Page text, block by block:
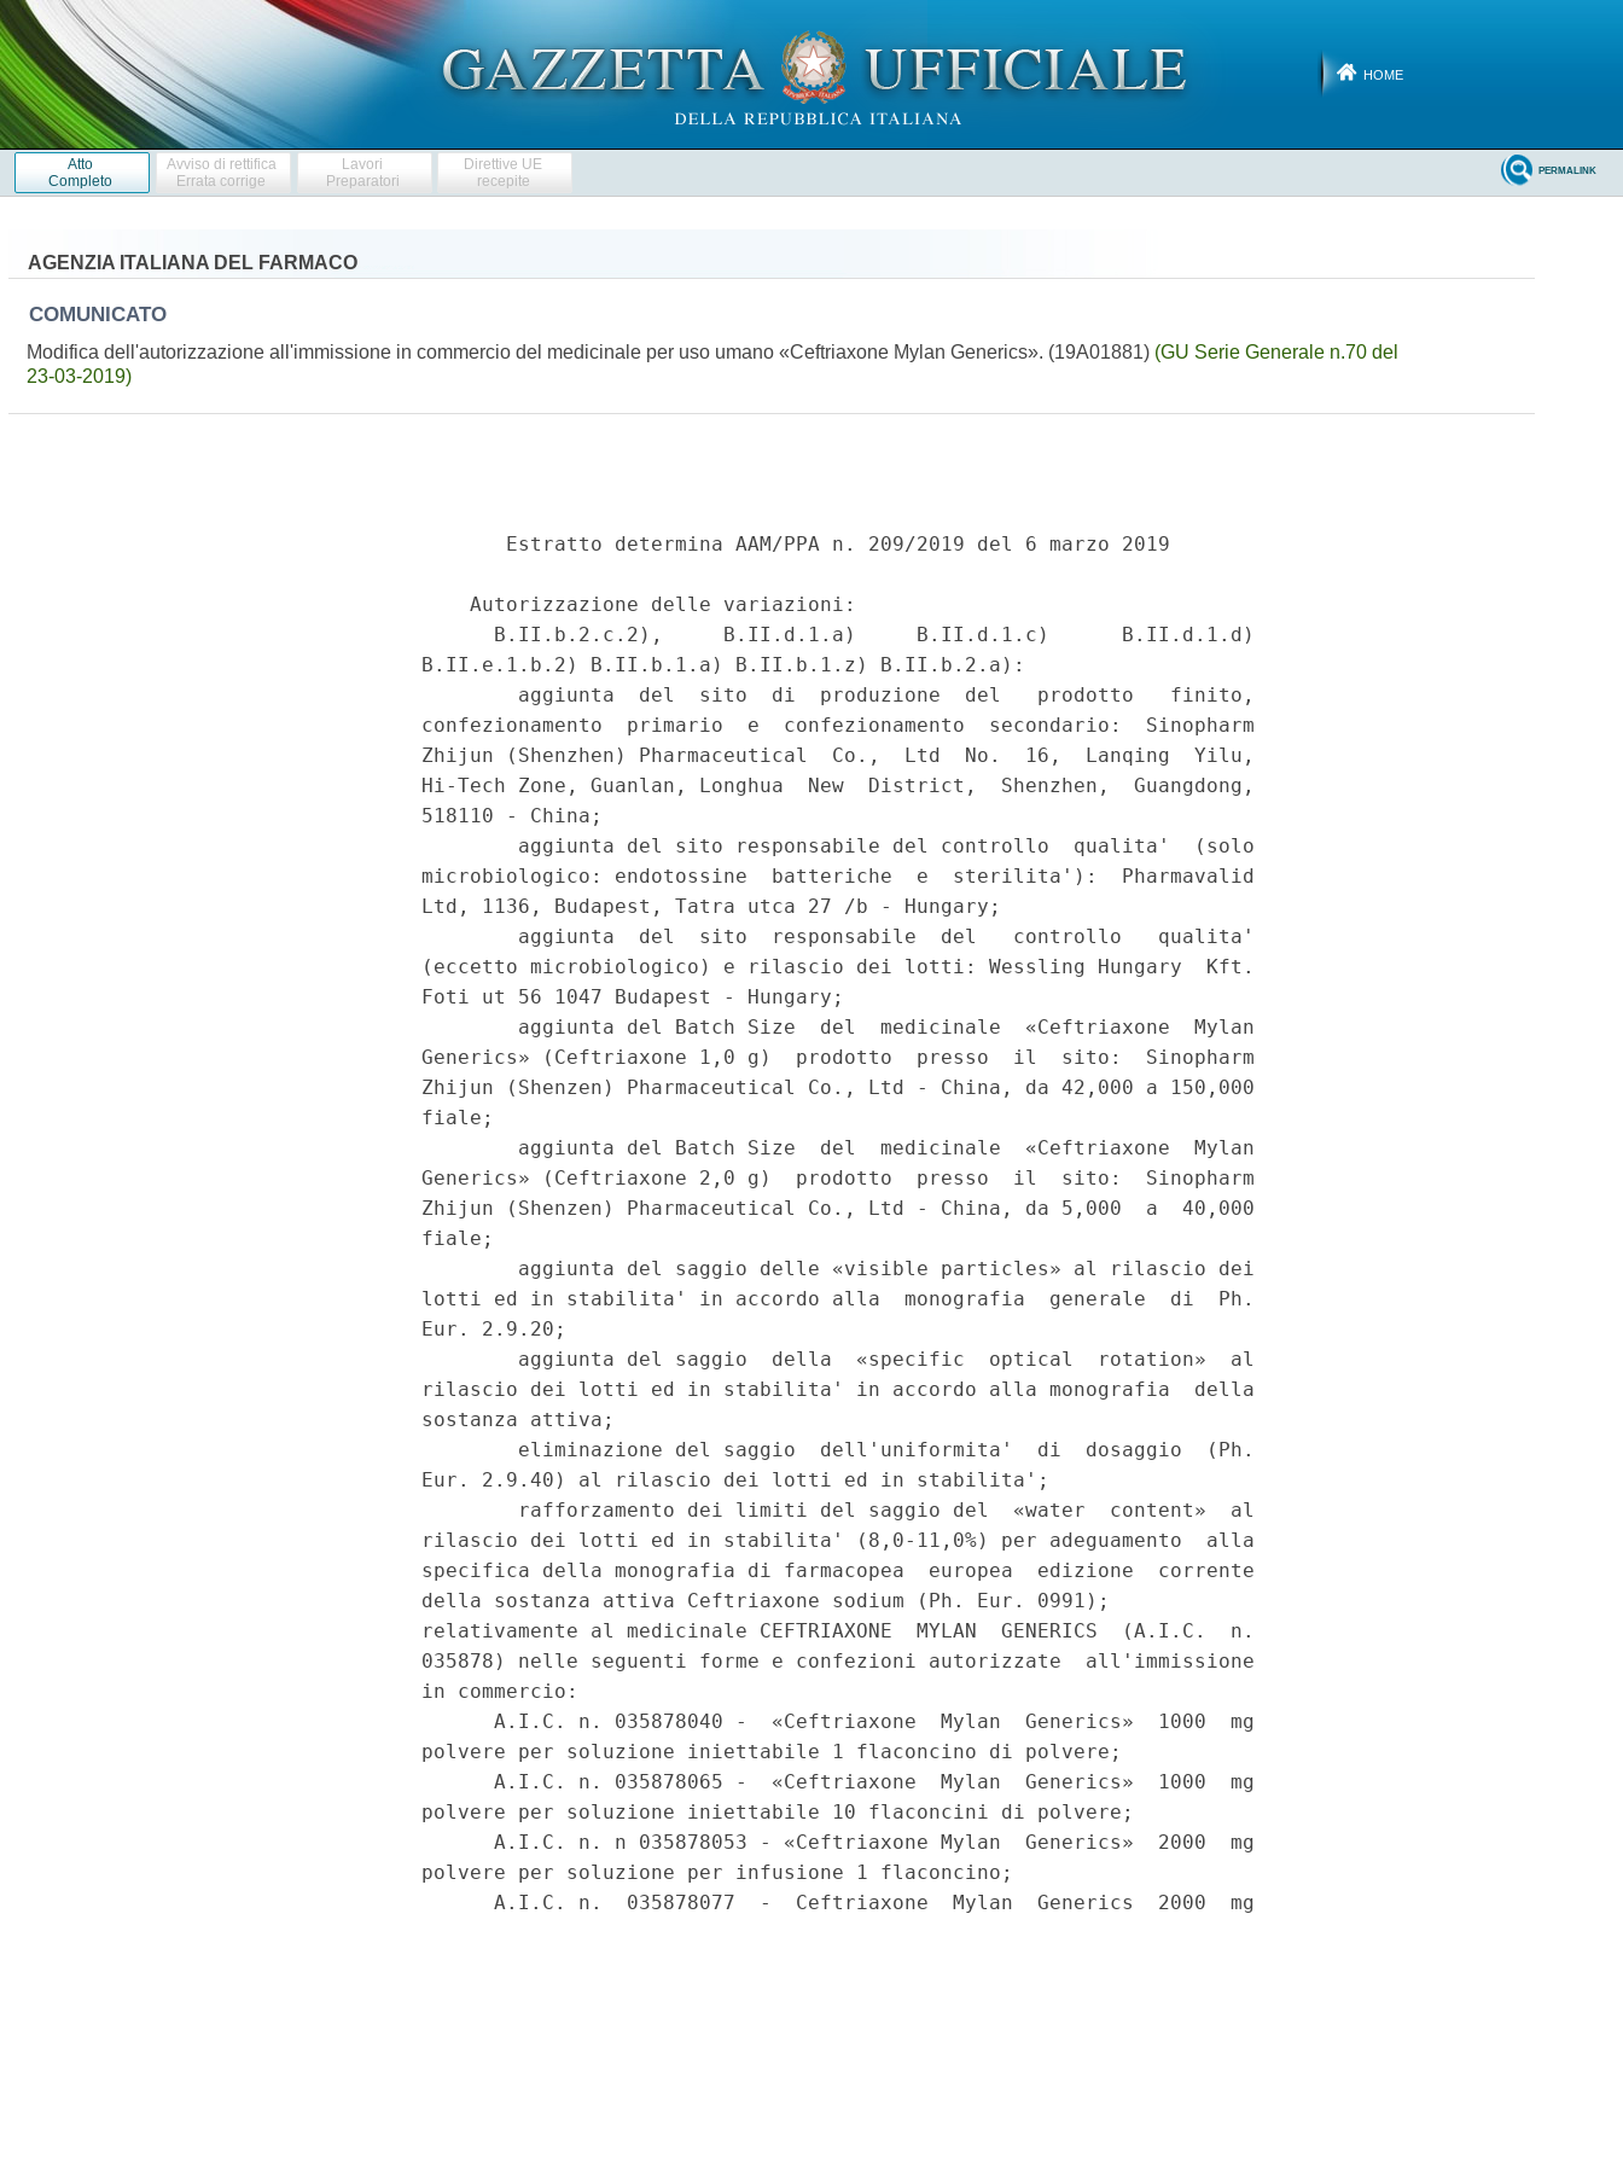
HOME
Atto
Completo
Avviso di rettifica
Errata corrige
Lavori
Preparatori
Direttive UE
recepite
PERMALINK
AGENZIA ITALIANA DEL FARMACO
COMUNICATO
Modifica dell'autorizzazione all'immissione in commercio del medicinale per uso umano «Ceftriaxone Mylan Generics». (19A01881) (GU Serie Generale n.70 del
23-03-2019)